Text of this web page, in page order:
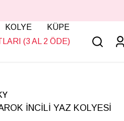
KOLYE
KÜPE
(3 AL 2 ÖDE)
İNCİLİ YAZ KOLYESİ